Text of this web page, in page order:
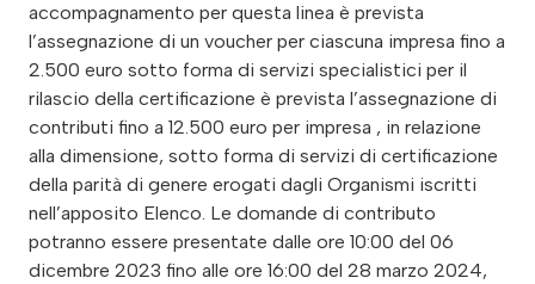
accompagnamento per questa linea è prevista
l’assegnazione di un voucher per ciascuna impresa fino a
2.500 euro sotto forma di servizi specialistici per il
rilascio della certificazione è prevista l’assegnazione di
contributi fino a 12.500 euro per impresa , in relazione
alla dimensione, sotto forma di servizi di certificazione
della parità di genere erogati dagli Organismi iscritti
nell’apposito Elenco. Le domande di contributo
potranno essere presentate dalle ore 10:00 del 06
dicembre 2023 fino alle ore 16:00 del 28 marzo 2024,